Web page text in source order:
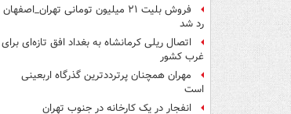
فروش بلیت ۲۱ میلیون تومانی تهران_اصفهان
رد شد
اتصال ریلی کرمانشاه به بغداد افق تازه‌ای برای
غرب کشور
مهران همچنان پرترددترین گذرگاه اربعینی
است
انفجار در یک کارخانه در جنوب تهران